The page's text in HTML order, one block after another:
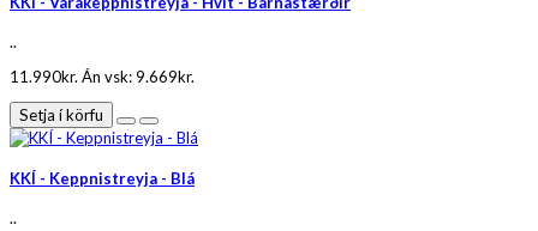
..
11.990kr. Án vsk: 9.669kr.
Setja í körfu
KKÍ - Keppnistreyja - Blá
..